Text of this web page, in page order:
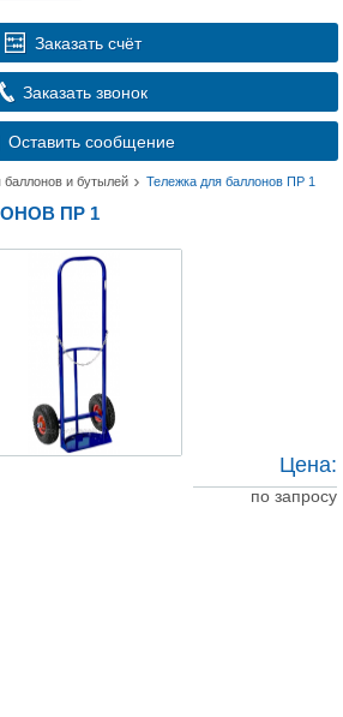
Заказать счёт
Заказать звонок
Оставить сообщение
баллонов и бутылей Тележка для баллонов ПР 1
ПР 1
Цена:
по запросу